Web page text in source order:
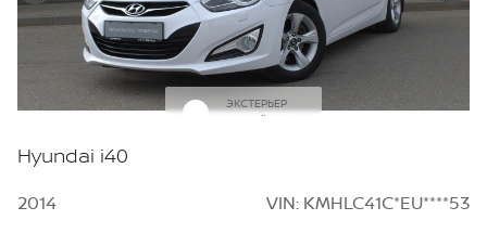
ЭКСТЕРЬЕР
Белый
Hyundai i40
2014
VIN: KMHLC41C*EU****53